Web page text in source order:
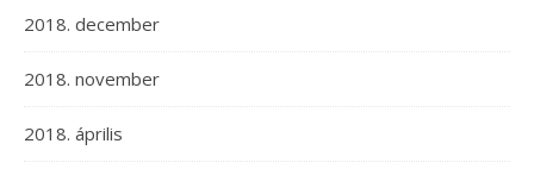
2018. december
2018. november
2018. április